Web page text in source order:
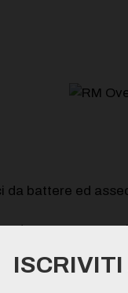
da battere ed
suo, con